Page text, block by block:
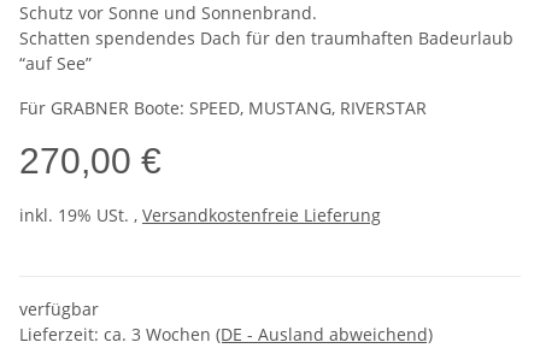
Schutz vor Sonne und Sonnenbrand.
Schatten spendendes Dach für den traumhaften Badeurlaub
“auf See”
Für GRABNER Boote: SPEED, MUSTANG, RIVERSTAR
270,00 €
inkl. 19% USt. , Versandkostenfreie Lieferung
verfügbar
Lieferzeit: ca. 3 Wochen (DE - Ausland abweichend)